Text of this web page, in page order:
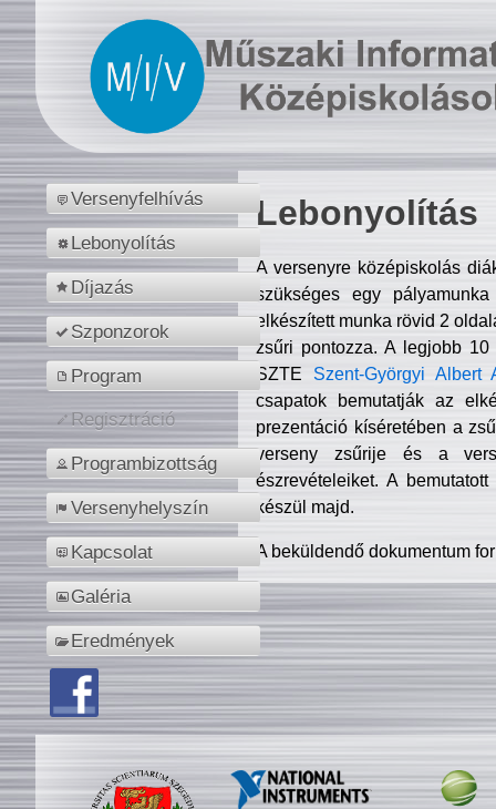
Versenyfelhívás
Lebonyolítás
Díjazás
Szponzorok
Program
Regisztráció
Programbizottság
Versenyhelyszín
Kapcsolat
Galéria
Eredmények
Lebonyolítás
A versenyre középiskolás
szükséges egy
elkészített munka rövid 2
zsűri pontozza. A legjobb
SZTE Szent-Györgyi Albert
csapatok bemutatják az
prezentáció kíséretében a
verseny zsűrije és a
észrevételeiket. A
készül majd.
A beküldendő dokumentum